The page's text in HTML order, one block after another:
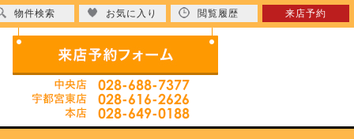
物件検索 お気に入り 閲覧履歴 来店予約